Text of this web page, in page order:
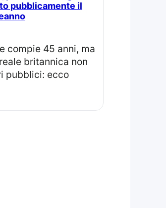
pubblicamente il
britannica non
pubblici: ecco